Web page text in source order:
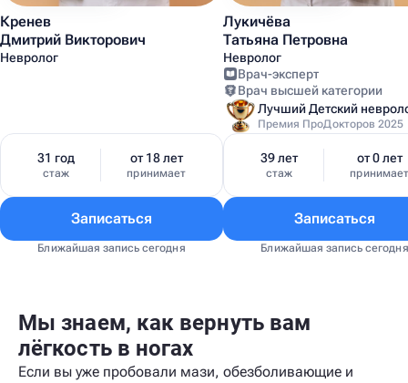
Кренев
Дмитрий Викторович
Невролог
31 год
стаж
от 18 лет
принимает
Записаться
Ближайшая запись сегодня
Лукичёва
Татьяна Петровна
Невролог
Врач-эксперт
Врач высшей категории
Премия ПроДокторов 2025
39 лет
стаж
от 0 лет
принимает
Записаться
Ближайшая запись сегодня
Мы знаем, как вернуть вам
лёгкость в ногах
Если вы уже пробовали мази, обезболивающие и